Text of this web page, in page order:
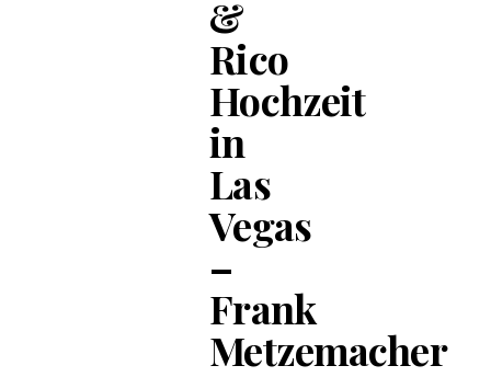
&
Rico
Hochzeit
in
Las
Vegas
–
Frank
Metzemacher